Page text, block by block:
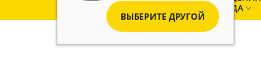
ВЫБЕРИТЕ ДРУГОЙ
КАТЕГОРИИ
ГОРОДА 